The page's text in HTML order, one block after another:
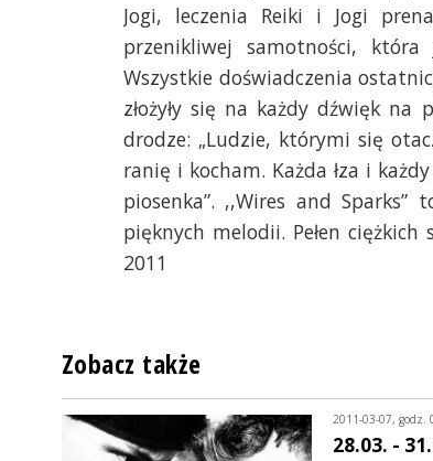
Jogi, leczenia Reiki i Jogi
przenikliwej samotności,
Wszystkie doświadczenia
złożyły się na każdy dźwięk na
drodze: „Ludzie, którymi się
ranię i kocham. Każda łza i
piosenka”. ,,Wires and
pięknych melodii. Pełen ciężkich
2011
Zobacz także
2011-03-07, godz.
28.03. -